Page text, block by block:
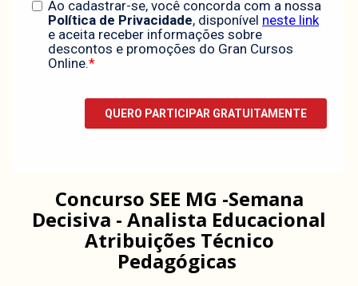
Concurso SEE MG -Semana
Decisiva - Analista Educacional
Atribuições Técnico
Pedagógicas